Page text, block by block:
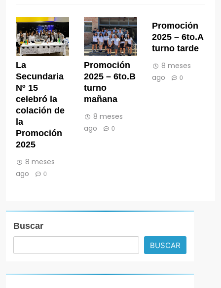
La
Secundaria
Nº 15
celebró la
colación de
la
Promoción
2025
8 meses
ago
0
Promoción
2025 – 6to.B
turno
mañana
8 meses
ago
0
Promoción
2025 – 6to.A
turno tarde
8 meses
ago
0
Buscar
BUSCAR